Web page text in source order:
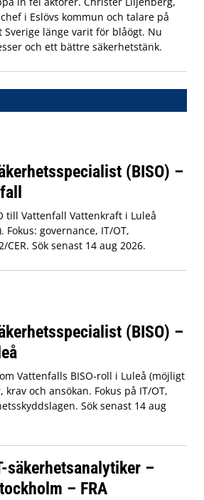
i Eslövs kommun och talare på
länge varit för blåögt. Nu
och ett bättre säkerhetstänk.
(BISO) –
till Vattenfall Vattenkraft i Luleå
Fokus: governance, IT/OT,
CER. Sök senast 14 aug 2026.
(BISO) –
Vattenfalls BISO-roll i Luleå (möjligt
krav och ansökan. Fokus på IT/OT,
Sök senast 14 aug
säkerhetsanalytiker –
– FRA